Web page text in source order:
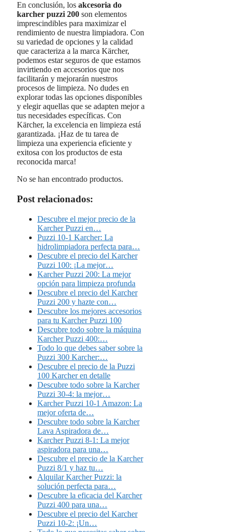
En conclusión, los akcesoria do
karcher puzzi 200 son elementos
imprescindibles para maximizar el
rendimiento de nuestra limpiadora. Con
su variedad de opciones y la calidad
que caracteriza a la marca Kärcher,
podemos estar seguros de que estamos
invirtiendo en accesorios que nos
facilitarán y mejorarán nuestros
procesos de limpieza. No dudes en
explorar todas las opciones disponibles
y elegir aquellas que se adapten mejor a
tus necesidades específicas. Con
Kärcher, la excelencia en limpieza está
garantizada. ¡Haz de tu tarea de
limpieza una experiencia eficiente y
exitosa con los productos de esta
reconocida marca!
No se han encontrado productos.
Post relacionados:
Descubre el mejor precio de la
Karcher Puzzi en…
Puzzi 10-1 Karcher: La
hidrolimpiadora perfecta para…
Descubre el precio del Karcher
Puzzi 100: ¡La mejor…
Karcher Puzzi 200: La mejor
opción para limpieza profunda
Descubre el precio del Karcher
Puzzi 200 y hazte con…
Descubre los mejores accesorios
para tu Karcher Puzzi 100
Descubre todo sobre la máquina
Karcher Puzzi 400:…
Todo lo que debes saber sobre la
Puzzi 300 Karcher:…
Descubre el precio de la Puzzi
100 Karcher en detalle
Descubre todo sobre la Karcher
Puzzi 30-4: la mejor…
Karcher Puzzi 10-1 Amazon: La
mejor oferta de…
Descubre todo sobre la Karcher
Lava Aspiradora de…
Karcher Puzzi 8-1: La mejor
aspiradora para una…
Descubre el precio de la Karcher
Puzzi 8/1 y haz tu…
Alquilar Karcher Puzzi: la
solución perfecta para…
Descubre la eficacia del Karcher
Puzzi 400 para una…
Descubre el precio del Karcher
Puzzi 10-2: ¡Un…